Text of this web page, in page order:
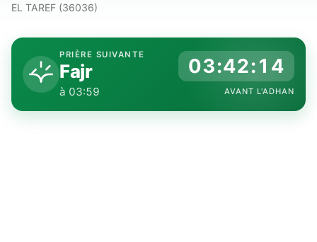
EL TAREF (36036)
PRIÈRE SUIVANTE
Fajr
à 03:59
03:42:13
AVANT L'ADHAN